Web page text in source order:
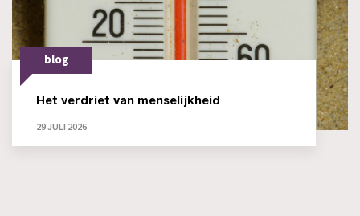
blog
Het verdriet van menselijkheid
29 JULI 2026